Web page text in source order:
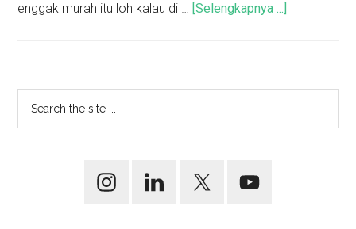
enggak murah itu loh kalau di … [Selengkapnya ...]